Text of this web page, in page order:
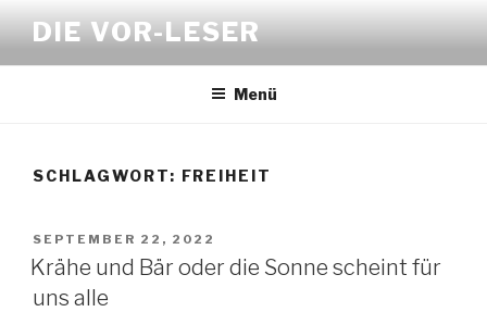
Inhalt
springen
DIE VOR-LESER
Menü
SCHLAGWORT: FREIHEIT
VERÖFFENTLICHT
AM
SEPTEMBER 22, 2022
Krähe und Bär oder die Sonne scheint für
uns alle